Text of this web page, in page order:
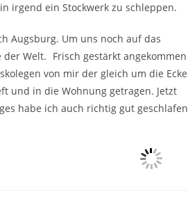
irgend ein Stockwerk zu schleppen.
Augsburg. Um uns noch auf das
der Welt. Frisch gestärkt angekommen
von mir der gleich um die Ecke
und in die Wohnung getragen. Jetzt
habe ich auch richtig gut geschlafen